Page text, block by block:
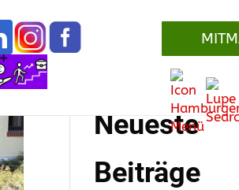
Neueste
Beiträge